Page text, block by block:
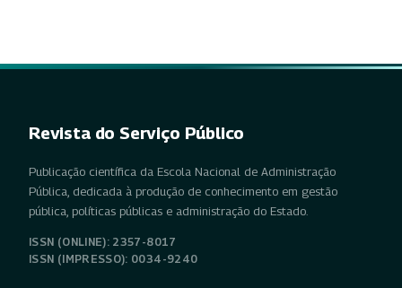
Revista do Serviço Público
Publicação científica da Escola Nacional de Administração
Pública, dedicada à produção de conhecimento em gestão
pública, políticas públicas e administração do Estado.
ISSN (ONLINE): 2357-8017
ISSN (IMPRESSO): 0034-9240